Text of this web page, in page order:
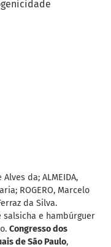
Alves da; ALMEIDA,
ROGERO, Marcelo
da Silva.
salsicha e hambúrguer
Congresso dos
de São Paulo,